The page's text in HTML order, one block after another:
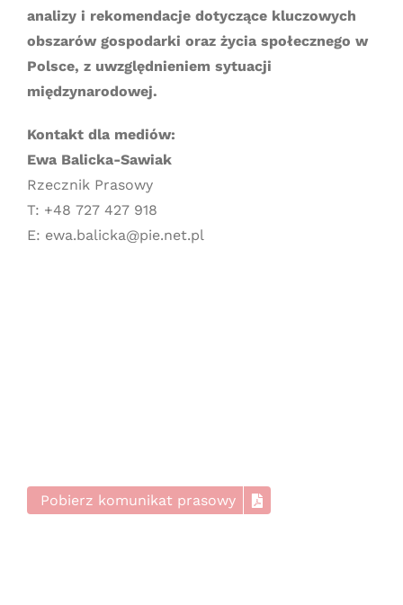
analizy i rekomendacje dotyczące kluczowych
obszarów gospodarki oraz życia społecznego w
Polsce, z uwzględnieniem sytuacji
międzynarodowej.
Kontakt dla mediów:
Ewa Balicka-Sawiak
Rzecznik Prasowy
T: +48 727 427 918
E: ewa.balicka@pie.net.pl
Pobierz komunikat prasowy